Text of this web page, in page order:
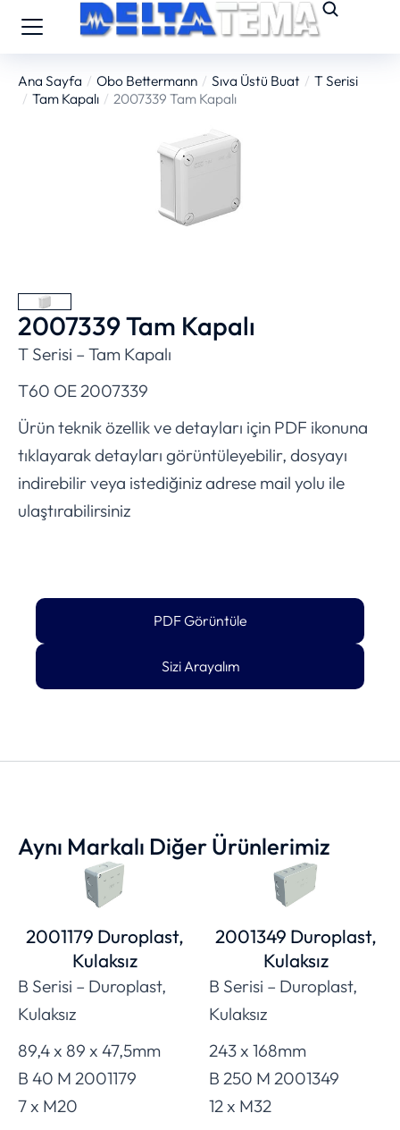
You are here:
Ana Sayfa Obo Bettermann Sıva Üstü Buat
T Serisi
Tam Kapalı
2007339 Tam Kapalı
2007339 Tam Kapalı
T Serisi – Tam Kapalı
T60 OE 2007339
Ürün teknik özellik ve detayları için PDF ikonuna
tıklayarak detayları görüntüleyebilir, dosyayı
indirebilir veya istediğiniz adrese mail yolu ile
ulaştırabilirsiniz
PDF Görüntüle
Sizi Arayalım
Aynı Markalı Diğer Ürünlerimiz
2001179 Duroplast,
Kulaksız
B Serisi – Duroplast,
Kulaksız
89,4 x 89 x 47,5mm
B 40 M 2001179
7 x M20
2001349 Duroplast,
Kulaksız
B Serisi – Duroplast,
Kulaksız
243 x 168mm
B 250 M 2001349
12 x M32